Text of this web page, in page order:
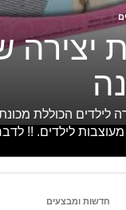
לילדים. !!
חדשות ומבצעים